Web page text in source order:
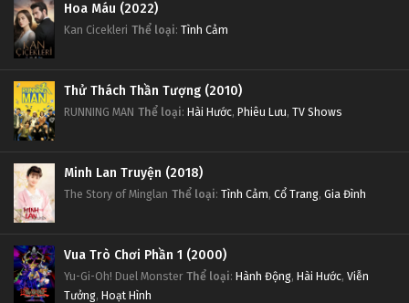
Hoa Máu (2022)
Kan Cicekleri Thể loại: Tình Cảm
Thử Thách Thần Tượng (2010)
RUNNING MAN Thể loại: Hài Hước, Phiêu Lưu, TV Shows
Minh Lan Truyện (2018)
The Story of Minglan Thể loại: Tình Cảm, Cổ Trang, Gia Đình
Vua Trò Chơi Phần 1 (2000)
Yu-Gi-Oh! Duel Monster Thể loại: Hành Động, Hài Hước, Viễn
Tưởng, Hoạt Hình